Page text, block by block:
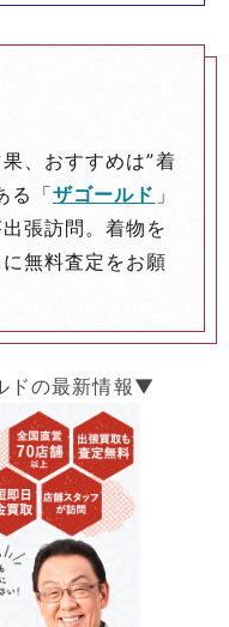
、おすすめは”着
る「ザゴールド 」
張訪問。着物を
に無料査定をお願
ドの最新情報▼